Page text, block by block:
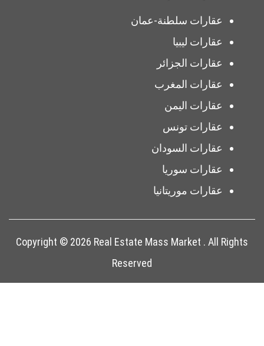
عقارات سلطنة-عمان
عقارات ليبيا
عقارات الجزائر
عقارات المغرب
عقارات اليمن
عقارات تونس
عقارات السودان
عقارات سوريا
عقارات موريتانيا
Copyright © 2026 Real Estate Mass Market . All Rights
Reserved